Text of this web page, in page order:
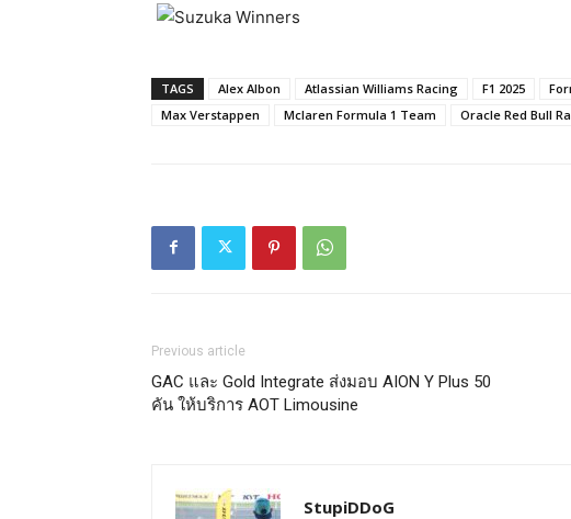
TAGS Alex Albon Atlassian Williams Racing F1 2025
Max Verstappen
Mclaren Formula 1 Team Oracle Red Bull
Previous article
GAC และ Gold Integrate ส่งมอบ AION Y Plus 50
คัน ให้บริการ AOT Limousine
StupiDDoG